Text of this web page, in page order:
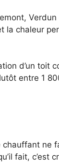
la chaleur
d’un toit
entre 1
chauffant ne
fait, c’est